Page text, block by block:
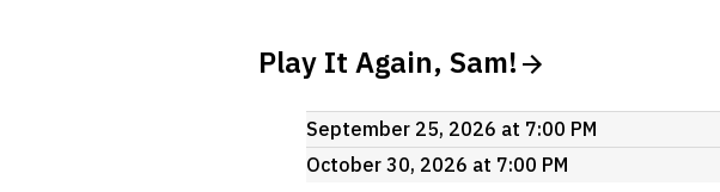
Play It Again, Sam!
September 25, 2026 at 7:00 PM
October 30, 2026 at 7:00 PM